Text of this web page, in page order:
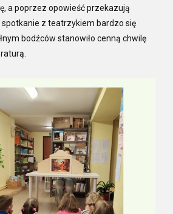
a poprzez opowieść przekazują
z teatrzykiem bardzo się
bodźców stanowiło cenną chwilę